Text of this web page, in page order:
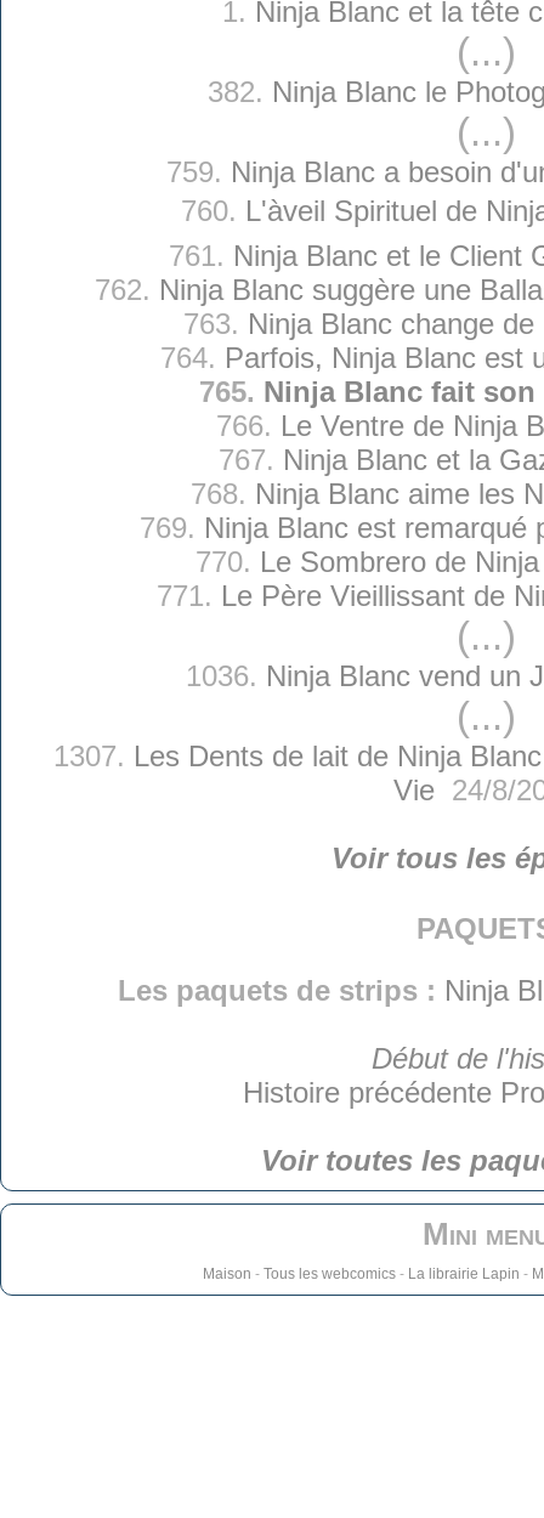
1. Ninja Blanc et la tête
(...)
382. Ninja Blanc le
(...)
759. Ninja Blanc a besoin
760. L'àveil Spirituel de
761. Ninja Blanc et le Client
762. Ninja Blanc suggère une
763. Ninja Blanc change de
764. Parfois, Ninja Blanc est
765. Ninja Blanc fait son
766. Le Ventre de Ninja
767. Ninja Blanc et la
768. Ninja Blanc aime les
769. Ninja Blanc est remarqué
770. Le Sombrero de
771. Le Père Vieillissant de
(...)
1036. Ninja Blanc vend un
(...)
1307. Les Dents de lait de Ninja
Vie24/8/
Voir tous les
Les paquets de strips : Ninja
Début de
Histoire précédente
Voir toutes les
Mini
Maison - Tous les webcomics- La librairie Lapin -